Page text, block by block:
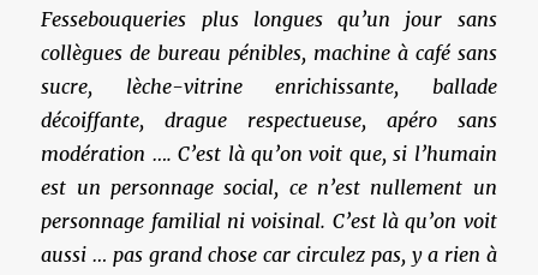
Fessebouqueries plus longues qu’un jour sans
collègues de bureau pénibles, machine à café sans
sucre, lèche-vitrine enrichissante, ballade
décoiffante, drague respectueuse, apéro sans
modération …. C’est là qu’on voit que, si l’humain
est un personnage social, ce n’est nullement un
personnage familial ni voisinal. C’est là qu’on voit
aussi … pas grand chose car circulez pas, y a rien à